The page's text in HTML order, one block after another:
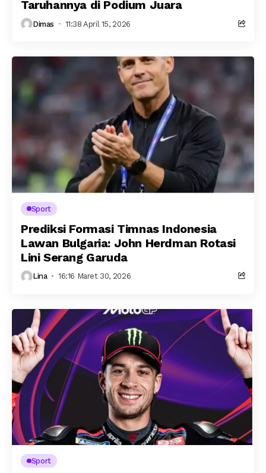
Taruhannya di Podium Juara
Dimas 11:38 April 15, 2026
Sport
Prediksi Formasi Timnas Indonesia
Lawan Bulgaria: John Herdman Rotasi
Lini Serang Garuda
Lina 16:16 Maret 30, 2026
Sport